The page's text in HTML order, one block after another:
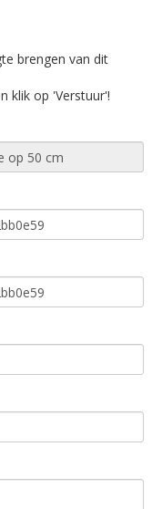
brengen van dit
klik op 'Verstuur'!